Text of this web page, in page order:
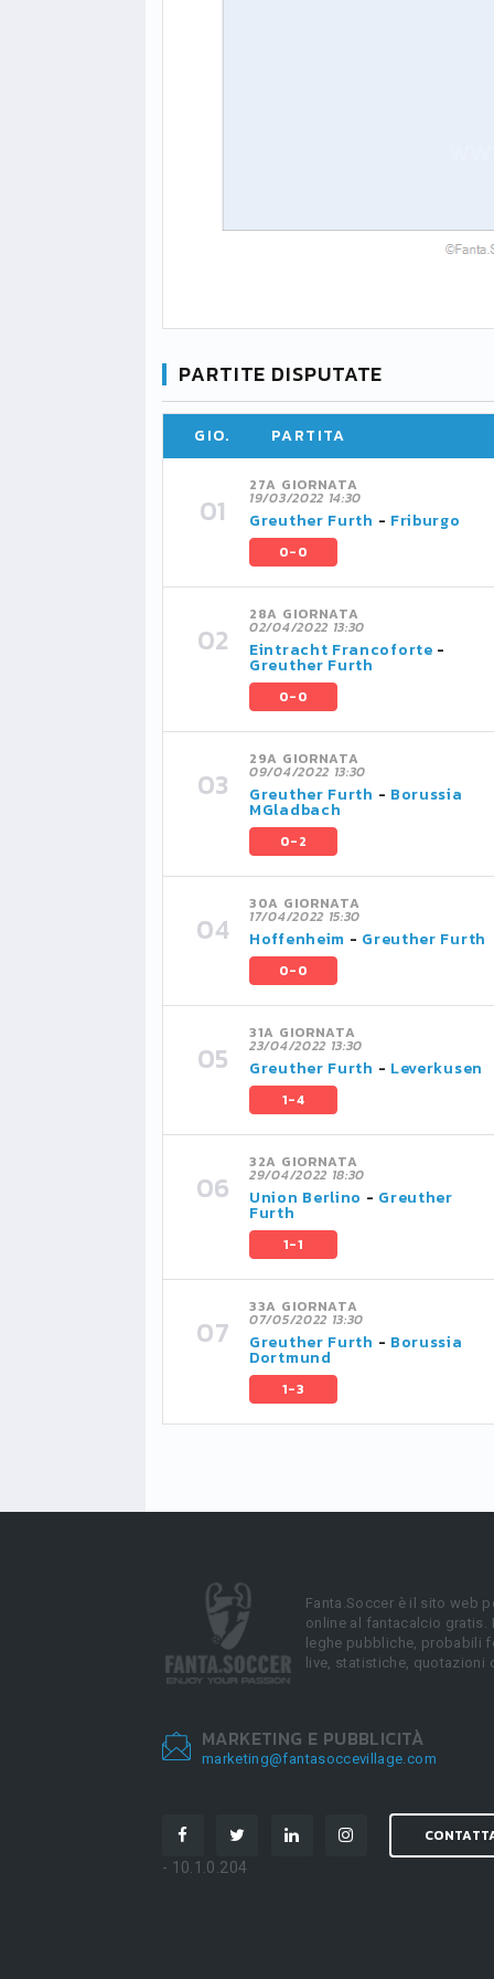
PARTITE DISPUTATE
GIO. PARTITA
27A GIORNATA
19/03/2022 14:30
Greuther Furth - Friburgo
0-0
28A GIORNATA
02/04/2022 13:30
Eintracht Francoforte -
Greuther Furth
0-0
29A GIORNATA
09/04/2022 13:30
Greuther Furth - Borussia
MGladbach
0-2
30A GIORNATA
17/04/2022 15:30
Hoffenheim - Greuther Furth
0-0
31A GIORNATA
23/04/2022 13:30
Greuther Furth - Leverkusen
1-4
32A GIORNATA
29/04/2022 18:30
Union Berlino - Greuther
Furth
1-1
33A GIORNATA
07/05/2022 13:30
Greuther Furth - Borussia
Dortmund
1-3
Fanta.Soccer è il sito web
online al fantacalcio gratis.
leghe pubbliche, probabili
live, statistiche, quotazioni
MARKETING E PUBBLICITÀ
marketing@fantasoccevillage.com
- 10.1.0.204